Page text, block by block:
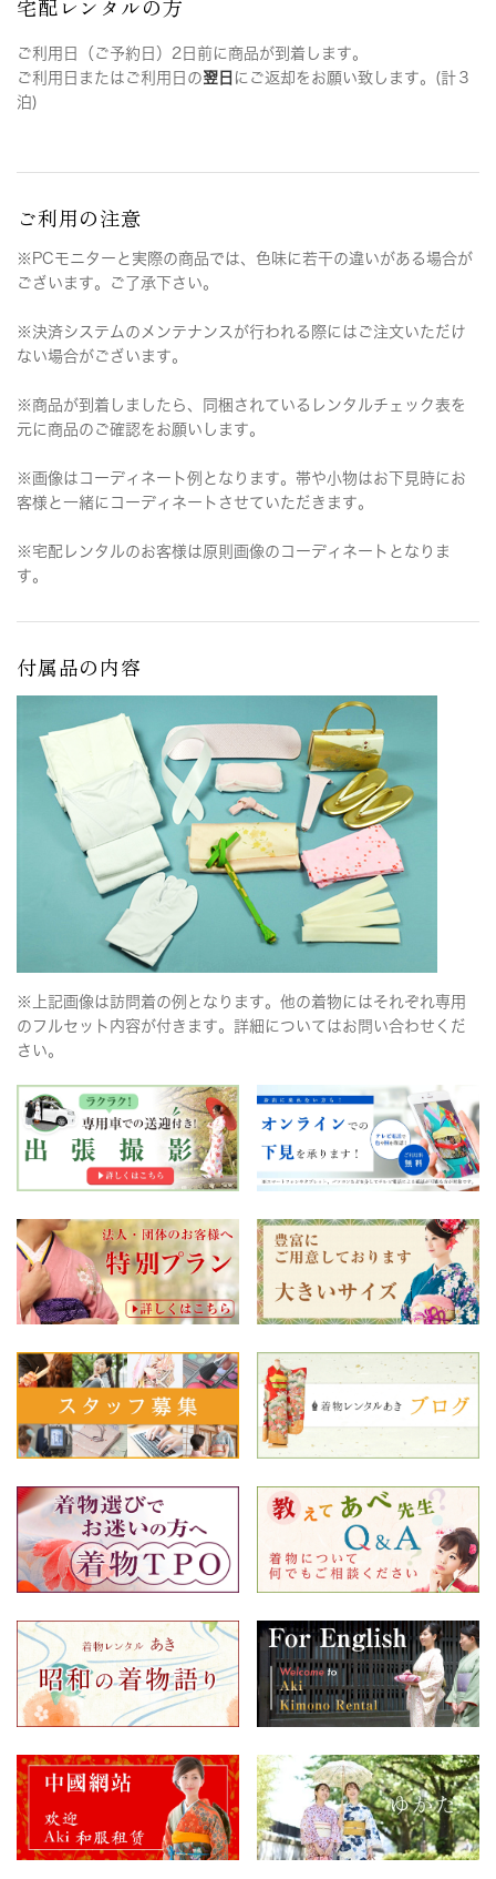
宅配レンタルの方
ご利用日（ご予約日）2日前に商品が到着します。
ご利用日またはご利用日の翌日 にご返却をお願い致します。(計３
泊)
ご利用の注意
※PCモニターと実際の商品では、色味に若干の違いがある場合が
ございます。ご了承下さい。
※決済システムのメンテナンスが行われる際にはご注文いただけ
ない場合がございます。
※商品が到着しましたら、同梱されているレンタルチェック表を
元に商品のご確認をお願いします。
※画像はコーディネート例となります。帯や小物はお下見時にお
客様と一緒にコーディネートさせていただきます。
※宅配レンタルのお客様は原則画像のコーディネートとなりま
す。
付属品の内容
※上記画像は訪問着の例となります。他の着物にはそれぞれ専用
のフルセット内容が付きます。詳細についてはお問い合わせくだ
さい。